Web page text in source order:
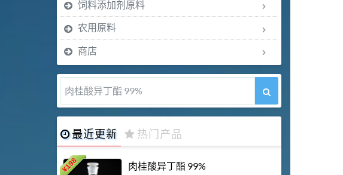
饲料添加剂原料
农用原料
商店
肉桂醛 99%
最近更新 热门产品
¥
198 肉桂酸异丁酯 99%